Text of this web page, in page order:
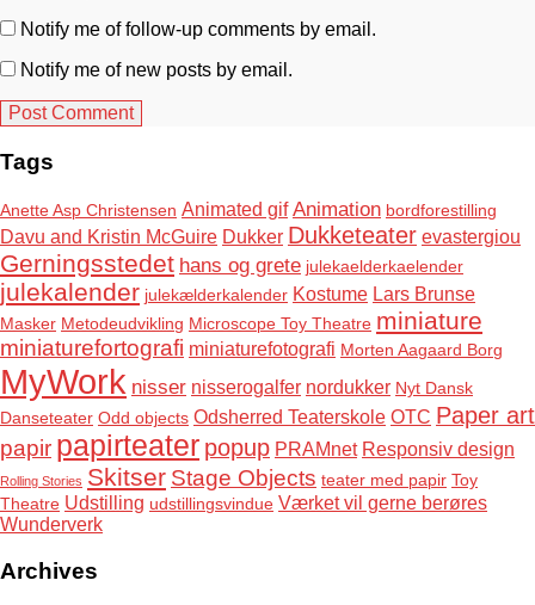
Notify me of follow-up comments by email.
Notify me of new posts by email.
Tags
Anette Asp Christensen Animated gif Animation bordforestilling
Davu and Kristin McGuire Dukker Dukketeater evastergiou
Gerningsstedet hans og grete julekaelderkaelender
julekalender julekælderkalender Kostume Lars Brunse
Masker Metodeudvikling Microscope Toy Theatre miniature
miniaturefortografi miniaturefotografi Morten Aagaard Borg
MyWork nisser nisserogalfer nordukker Nyt Dansk
Danseteater Odd objects Odsherred Teaterskole OTC Paper art
papir papirteater popup PRAMnet Responsiv design
Rolling Stories Skitser Stage Objects teater med papir Toy
Theatre Udstilling udstillingsvindue Værket vil gerne berøres
Wunderverk
Archives